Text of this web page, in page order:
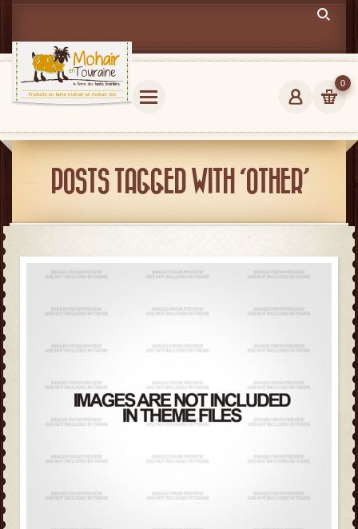
0
POSTS TAGGED WITH ‘OTHER’